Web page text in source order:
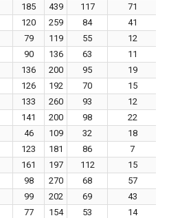
185 439 117 71
120 259 84 41
79 119 55 12
90 136 63 11
136 200 95 19
126 192 70 15
133 260 93 12
141 200 98 22
46 109 32 18
123 181 86 7
161 197 112 15
98 270 68 57
99 202 69 43
77 154 53 14